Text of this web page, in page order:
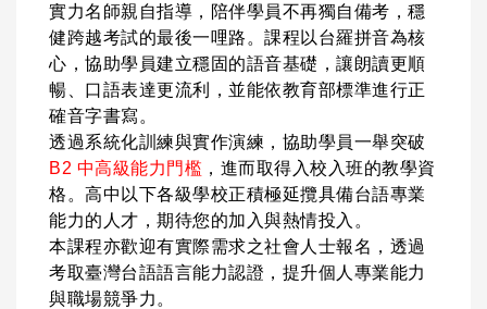
實力名師親自指導，陪伴學員不再獨自備考，穩
健跨越考試的最後一哩路。課程以台羅拼音為核
心，協助學員建立穩固的語音基礎，讓朗讀更順
暢、口語表達更流利，並能依教育部標準進行正
確音字書寫。
透過系統化訓練與實作演練，協助學員一舉突破
B2 中高級能力門檻 ，進而取得入校入班的教學資
格。高中以下各級學校正積極延攬具備台語專業
能力的人才，期待您的加入與熱情投入。
本課程亦歡迎有實際需求之社會人士報名，透過
考取臺灣台語語言能力認證，提升個人專業能力
與職場競爭力。